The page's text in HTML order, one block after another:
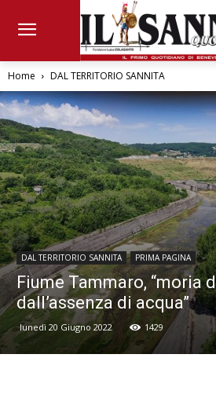
Home DAL TERRITORIO SANNITA
DAL TERRITORIO SANNITA PRIMA PAGINA
Fiume Tammaro, “moria
dall’assenza di acqua”
lunedì 20 Giugno 2022 1429